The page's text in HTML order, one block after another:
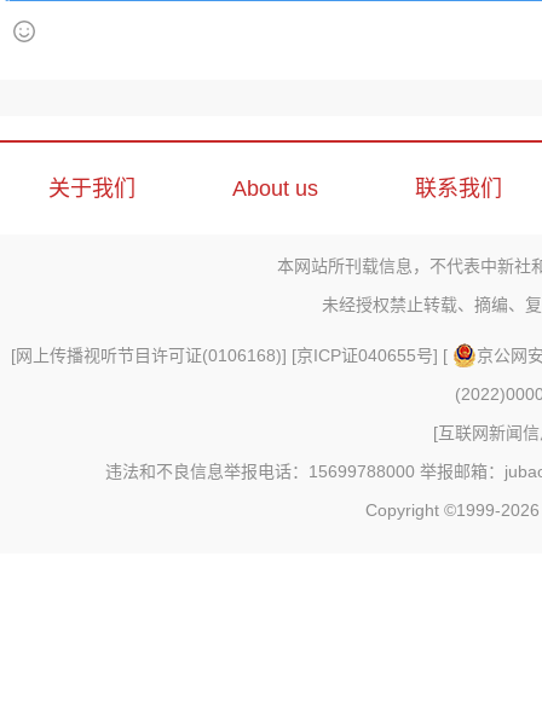
关于我们 About us 联系我们
本网站所刊载信息，不代表中新社
未经授权禁止转载、摘编、
[网上传播视听节目许可证(0106168)] [京ICP证040655号] [
京公网
[互联网新闻
违法和不良信息举报电话：15699788000 举报邮箱：
Copyright ©1999-